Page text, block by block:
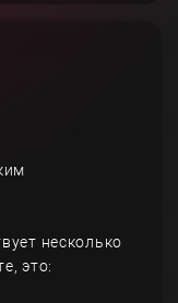
несколько
это: